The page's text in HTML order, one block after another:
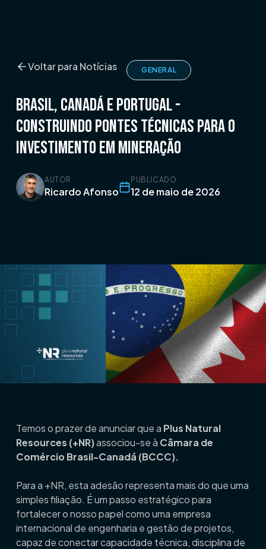
Voltar para Notícias GENERAL
Brasil, Canadá e Portugal -
Construindo Pontes Técnicas para o
Investimento em Mineração
AUTOR
Ricardo Afonso
PUBLICADO
12 de maio de 2026
Temos o prazer de anunciar que a Plus Natural
Resources (+NR)associou-se à Câmara de
Comércio Brasil-Canadá (BCCC).
Para a +NR, esta adesão representa mais do que uma
simples filiação. É um passo estratégico para
fortalecer o nosso papel como uma empresa
internacional de engenharia e gestão de projetos,
capaz de conectar capacidade técnica, disciplina de